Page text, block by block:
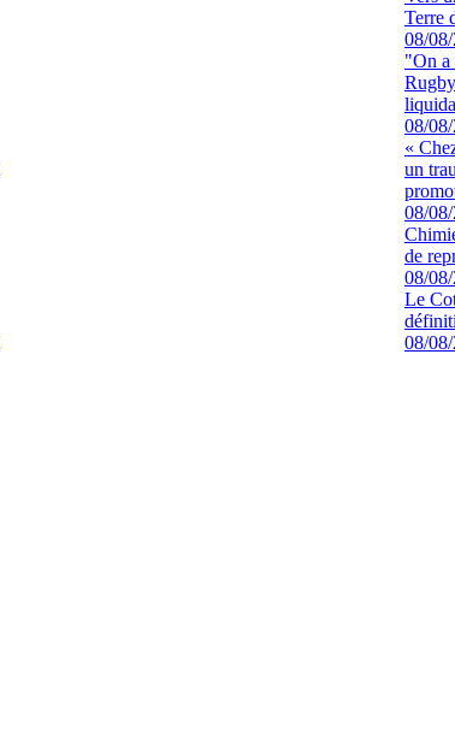
Terre
08/
"On a
08/
«
un
08/
de
08/
Le
08/